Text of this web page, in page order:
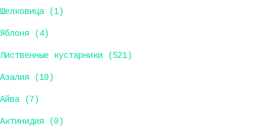
Шелковица (1)
Яблоня (4)
Лиственные кустарники (521)
Азалия (10)
Айва (7)
Актинидия (0)